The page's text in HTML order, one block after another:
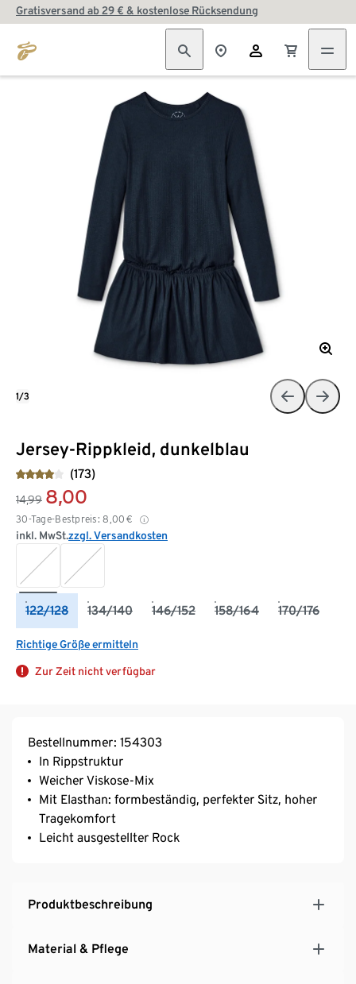
Gratisversand ab 29 € & kostenlose Rücksendung
Jersey-Rippkleid, dunkelblau
(173)
14,99 8,00
30-Tage-Bestpreis: 8,00 €
inkl. MwSt.zzgl. Versandkosten
122/128 134/140 146/152 158/164 170/176
Richtige Größe ermitteln
Zur Zeit nicht verfügbar
1/3
Bestellnummer: 154303
In Rippstruktur
Weicher Viskose-Mix
Mit Elasthan: formbeständig, perfekter Sitz, hoher
Tragekomfort
Leicht ausgestellter Rock
Produktbeschreibung
Material & Pflege